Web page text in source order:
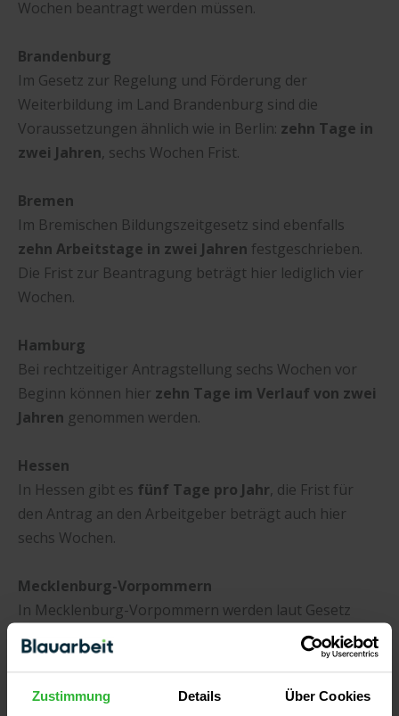
Zustimmung Details Über Cookies
Wochen beantragt werden müssen.
Brandenburg
Im Gesetz zur Regelung und Förderung der
Weiterbildung im Land Brandenburg sind die
Voraussetzungen ähnlich wie in Berlin: zehn Tage in
zwei Jahren, sechs Wochen Frist.
Bremen
Im Bremischen Bildungszeitgesetz sind ebenfalls
zehn Arbeitstage in zwei Jahren festgeschrieben.
Die Frist zur Beantragung beträgt hier lediglich vier
Wochen.
Hamburg
Bei rechtzeitiger Antragstellung sechs Wochen vor
Beginn können hier zehn Tage im Verlauf von zwei
Jahren genommen werden.
Hessen
In Hessen gibt es fünf Tage pro Jahr, die Frist für
den Antrag an den Arbeitgeber beträgt auch hier
sechs Wochen.
Mecklenburg-Vorpommern
In Mecklenburg-Vorpommern werden laut Gesetz
fünf Tage
gewährt, bei acht Wochen Antragsfrist.
Fünf Tage oder zehn Tage in zwei Jahren. Der